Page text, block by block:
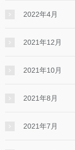
2022年4月
2021年12月
2021年10月
2021年8月
2021年7月